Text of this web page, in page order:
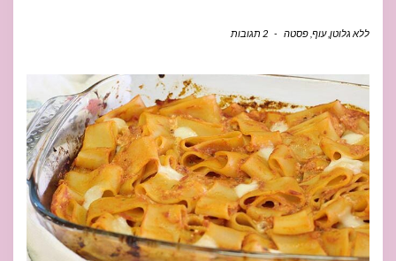
ללא גלוטן ,עוף פסטה - 2 תגובות